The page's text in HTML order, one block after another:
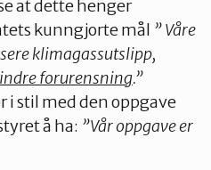
at dette henger
kunngjorte mål ” Våre
klimagassutslipp,
forurensning.”
i stil med den oppgave
å ha: ”Vår oppgave er